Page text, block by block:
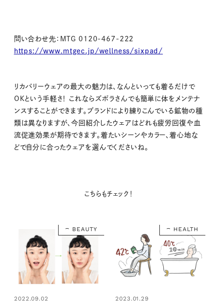
問い合わせ先：MTG 0120-467-222
https://www.mtgec.jp/wellness/sixpad/
リカバリーウェアの最大の魅力は、なんといっても着るだけで
OKという手軽さ！ これならズボラさんでも簡単に体をメンテナ
ンスすることができます。ブランドにより練りこんでいる鉱物の種
類は異なりますが、今回紹介したウェアはどれも疲労回復や血
流促進効果が期待できます。着たいシーンやカラー、着心地な
どで自分に合ったウェアを選んでくださいね。
こちらもチェック！
BEAUTY
2022.09.02
HEALTH
2023.01.29